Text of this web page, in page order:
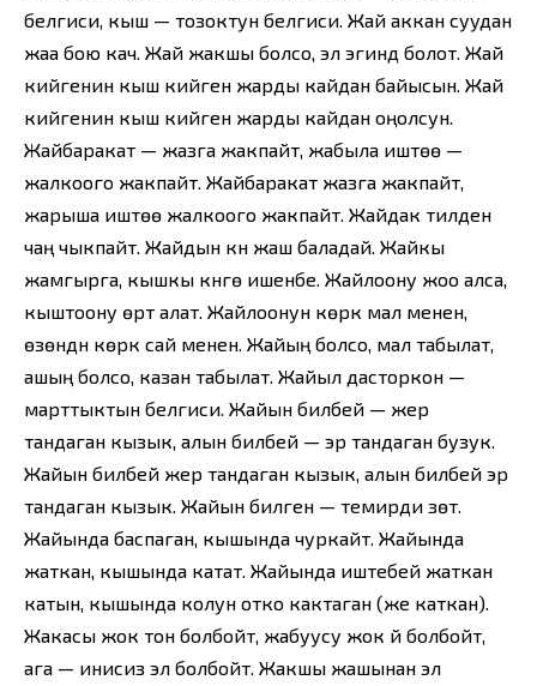
белгиси, кыш — тозоктун белгиси. Жай аккан суудан
жаа бою кач. Жай жакшы болсо, эл эгиндүү болот. Жай
кийгенин кыш кийген жарды кайдан байысын. Жай
кийгенин кыш кийген жарды кайдан оңолсун.
Жайбаракат — жазга жакпайт, жабыла иштөө —
жалкоого жакпайт. Жайбаракат жазга жакпайт,
жарыша иштөө жалкоого жакпайт. Жайдак тилден
чаң чыкпайт. Жайдын күнү жаш баладай. Жайкы
жамгырга, кышкы күнгө ишенбе. Жайлоону жоо алса,
кыштоону өрт алат. Жайлоонун көркү мал менен,
өзөндүн көркү сай менен. Жайың болсо, мал табылат,
ашың болсо, казан табылат. Жайыл дасторкон —
марттыктын белгиси. Жайын билбей — жер
тандаган кызык, алын билбей — эр тандаган бузук.
Жайын билбей жер тандаган кызык, алын билбей эр
тандаган кызык. Жайын билген — темирди үзөт.
Жайында баспаган, кышында чуркайт. Жайында
жаткан, кышында катат. Жайында иштебей жаткан
катын, кышында колун отко кактаган (же каткан).
Жакасы жок тон болбойт, жабуусу жок үй болбойт,
ага — инисиз эл болбойт. Жакшы жашынан эл